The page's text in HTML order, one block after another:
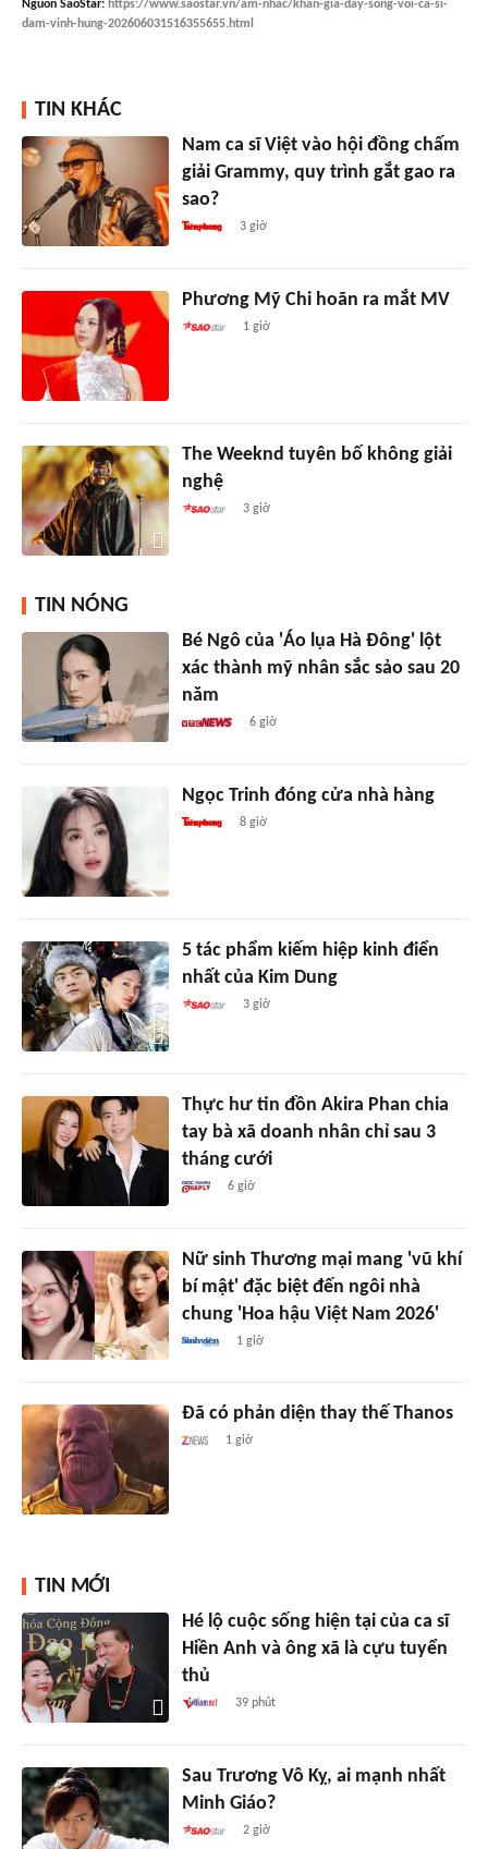
Nguồn SaoStar: https://www.saostar.vn/am-nhac/khan-gia-day-song-voi-ca-si-
dam-vinh-hung-202606031516355655.html
TIN KHÁC
Nam ca sĩ Việt vào hội đồng chấm
giải Grammy, quy trình gắt gao ra
sao?
3 giờ
Phương Mỹ Chi hoãn ra mắt MV
1 giờ
The Weeknd tuyên bố không giải
nghệ
3 giờ
TIN NÓNG
Bé Ngô của 'Áo lụa Hà Đông' lột
xác thành mỹ nhân sắc sảo sau 20
năm
6 giờ
Ngọc Trinh đóng cửa nhà hàng
8 giờ
5 tác phẩm kiếm hiệp kinh điển
nhất của Kim Dung
3 giờ
Thực hư tin đồn Akira Phan chia
tay bà xã doanh nhân chỉ sau 3
tháng cưới
6 giờ
Nữ sinh Thương mại mang 'vũ khí
bí mật' đặc biệt đến ngôi nhà
chung 'Hoa hậu Việt Nam 2026'
1 giờ
Đã có phản diện thay thế Thanos
1 giờ
TIN MỚI
Hé lộ cuộc sống hiện tại của ca sĩ
Hiền Anh và ông xã là cựu tuyển
thủ
39 phút
Sau Trương Vô Kỵ, ai mạnh nhất
Minh Giáo?
2 giờ